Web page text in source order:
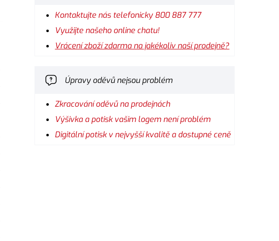
Kontaktujte nás telefonicky 800 887 777
Využijte našeho online chatu!
Vrácení zboží zdarma na jakékoliv naší prodejně?
Úpravy oděvů nejsou problém
Zkracování oděvů na prodejnách
Výšivka a potisk vašim logem není problém
Digitální potisk v nejvyšší kvalitě a dostupné ceně